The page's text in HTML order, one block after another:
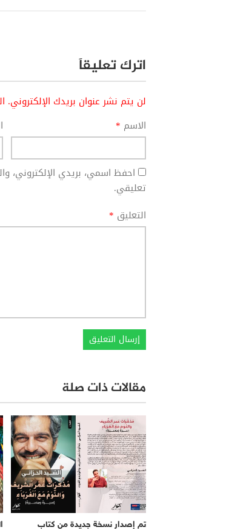
اترك تعليقاً
لن يتم نشر عنوان بريدك الإلكتروني.
الاسم *
احفظ اسمي، بريدي الإلكتروني،
تعليقي.
التعليق *
مقالات ذات صلة
تم إصدار نسخة جديدة من كتاب